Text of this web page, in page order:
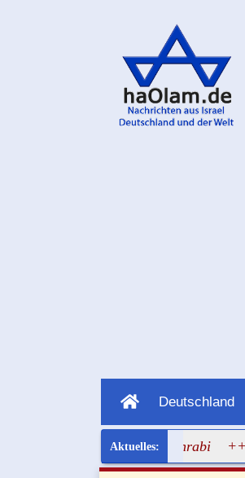
Deutschland
Bild von Dalal Mughrabi +++ 0,2